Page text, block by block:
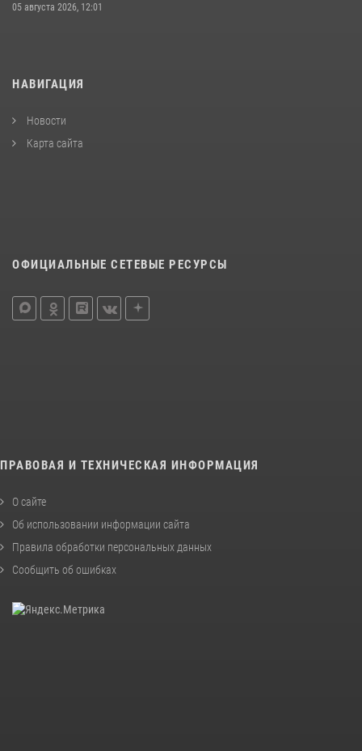
05 августа 2026, 12:01
НАВИГАЦИЯ
Новости
Карта сайта
ОФИЦИАЛЬНЫЕ СЕТЕВЫЕ РЕСУРСЫ
ПРАВОВАЯ И ТЕХНИЧЕСКАЯ ИНФОРМАЦИЯ
О сайте
Об использовании информации сайта
Правила обработки персональных данных
Сообщить об ошибках